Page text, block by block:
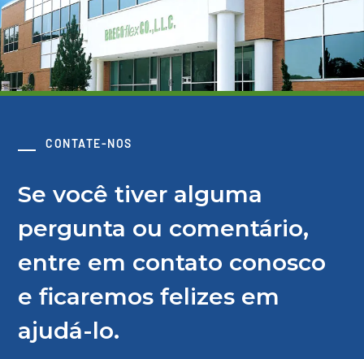
CONTATE-NOS
Se você tiver alguma
pergunta ou comentário,
entre em contato conosco
e ficaremos felizes em
ajudá-lo.